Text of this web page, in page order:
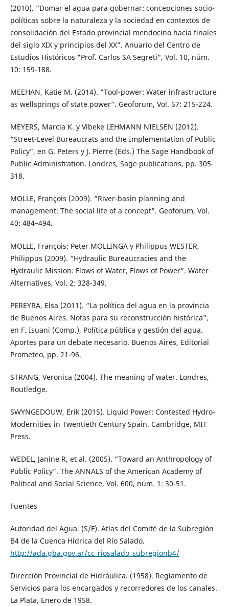
(2010). “Domar el agua para gobernar: concepciones socio-
políticas sobre la naturaleza y la sociedad en contextos de
consolidación del Estado provincial mendocino hacia finales
del siglo XIX y principios del XX”. Anuario del Centro de
Estudios Históricos "Prof. Carlos SA Segreti", Vol. 10, núm.
10: 159-188.
MEEHAN, Katie M. (2014). “Tool-power: Water infrastructure
as wellsprings of state power”. Geoforum, Vol. 57: 215-224.
MEYERS, Marcia K. y Vibeke LEHMANN NIELSEN (2012).
“Street-Level Bureaucrats and the Implementation of Public
Policy”, en G. Peters y J. Pierre (Eds.) The Sage Handbook of
Public Administration. Londres, Sage publications, pp. 305-
318.
MOLLE, François (2009). “River-basin planning and
management: The social life of a concept”. Geoforum, Vol.
40: 484–494.
MOLLE, François; Peter MOLLINGA y Philippus WESTER,
Philippus (2009). “Hydraulic Bureaucracies and the
Hydraulic Mission: Flows of Water, Flows of Power”. Water
Alternatives, Vol. 2: 328-349.
PEREYRA, Elsa (2011). “La política del agua en la provincia
de Buenos Aires. Notas para su reconstrucción histórica”,
en F. Isuani (Comp.), Política pública y gestión del agua.
Aportes para un debate necesario. Buenos Aires, Editorial
Prometeo, pp. 21-96.
STRANG, Veronica (2004). The meaning of water. Londres,
Routledge.
SWYNGEDOUW, Erik (2015). Liquid Power: Contested Hydro-
Modernities in Twentieth Century Spain. Cambridge, MIT
Press.
WEDEL, Janine R, et al. (2005). “Toward an Anthropology of
Public Policy”. The ANNALS of the American Academy of
Political and Social Science, Vol. 600, núm. 1: 30-51.
Fuentes
Autoridad del Agua. (S/F). Atlas del Comité de la Subregión
B4 de la Cuenca Hídrica del Río Salado.
http://ada.gba.gov.ar/cc_riosalado_subregionb4/
Dirección Provincial de Hidráulica. (1958). Reglamento de
Servicios para los encargados y recorredores de los canales.
La Plata, Enero de 1958.